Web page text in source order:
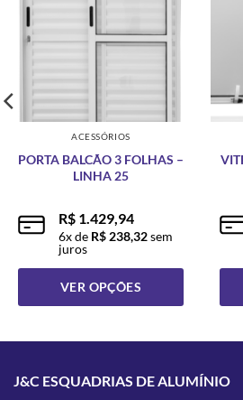
ACESSÓRIOS
PORTA BALCÃO 3 FOLHAS –
LINHA 25
R$1.429,94
6x de R$238,32sem
juros
VER OPÇÕES
variantes.
J&C ESQUADRIAS DE ALUMÍNIO